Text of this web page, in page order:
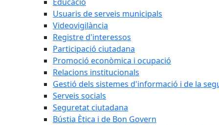
Usuaris de serveis municipals
Videovigilància
Registre d'interessos
Participació ciutadana
Promoció econòmica i ocupació
Relacions institucionals
Gestió dels sistemes d'informació i de la
Serveis socials
Seguretat ciutadana
Bústia Ètica i de Bon Govern